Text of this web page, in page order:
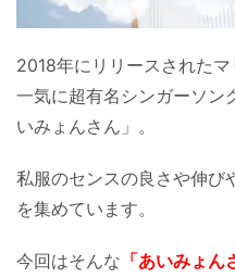
2018年にリリースされたマ
一気に超有名シンガーソン
いみょんさん」。
私服のセンスの良さや伸び
を集めています。
今回はそんな 「あいみょ